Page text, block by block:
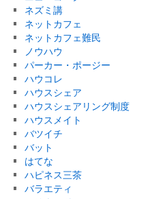
ネズミ講
ネットカフェ
ネットカフェ難民
ノウハウ
パーカー・ポージー
ハウコレ
ハウスシェア
ハウスシェアリング制度
ハウスメイト
バツイチ
バット
はてな
ハピネス三茶
バラエティ